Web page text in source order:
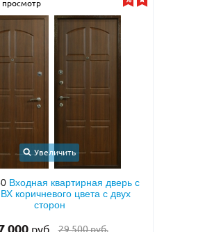
Увеличить
Входная квартирная дверь с
коричневого цвета с двух
сторон
000 руб. 29 500 руб.